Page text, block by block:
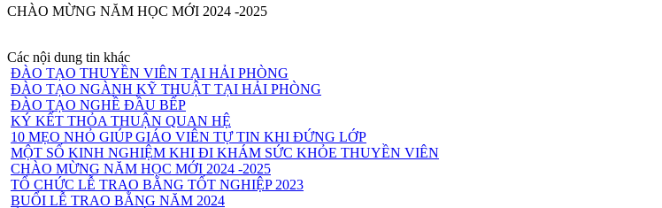
CHÀO MỪNG NĂM HỌC MỚI 2024 -2025
Các nội dung tin khác
ĐÀO TẠO THUYỀN VIÊN TẠI HẢI PHÒNG
ĐÀO TẠO NGÀNH KỸ THUẬT TẠI HẢI PHÒNG
ĐÀO TẠO NGHỀ ĐẦU BẾP
KÝ KẾT THỎA THUẬN QUAN HỆ
10 MẸO NHỎ GIÚP GIÁO VIÊN TỰ TIN KHI ĐỨNG LỚP
MỘT SỐ KINH NGHIỆM KHI ĐI KHÁM SỨC KHỎE THUYỀN VIÊN
CHÀO MỪNG NĂM HỌC MỚI 2024 -2025
TỔ CHỨC LỄ TRAO BẰNG TỐT NGHIỆP 2023
BUỔI LỄ TRAO BẰNG NĂM 2024